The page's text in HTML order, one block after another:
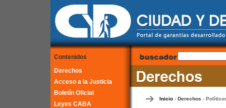
Contenidos
Derechos
Acceso a la Justicia
Boletín Oficial
Leyes CABA
Inicio- Derechos -